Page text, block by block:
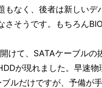
もなく、後者は新しい
そうです。もちろん
けて、SATAケーブル
が現れました。早速
ルだけですが、予備が